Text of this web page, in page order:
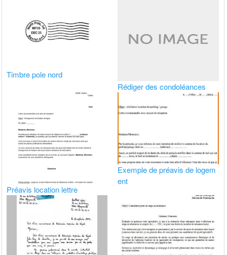
Timbre pole nord
Rédiger des condoléances
Préavis location lettre
Exemple de préavis de logem
ent